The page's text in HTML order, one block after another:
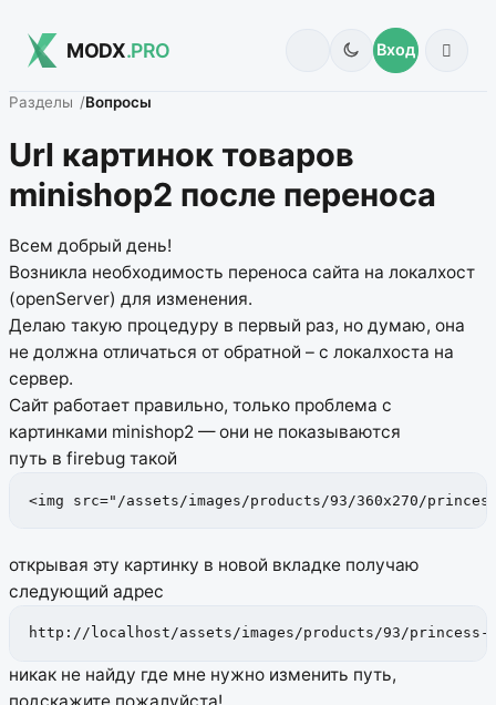
MODX.PRO Вход
Разделы Вопросы
Url картинок товаров
minishop2 после переноса
Всем добрый день!
Возникла необходимость переноса сайта на локалхост
(openServer) для изменения.
Делаю такую процедуру в первый раз, но думаю, она
не должна отличаться от обратной – с локалхоста на
сервер.
Сайт работает правильно, только проблема с
картинками minishop2 — они не показываются
путь в firebug такой
<img src="/assets/images/products/93/360x270/
открывая эту картинку в новой вкладке получаю
следующий адрес
http://localhost/assets/images/products/93/princess-
никак не найду где мне нужно изменить путь,